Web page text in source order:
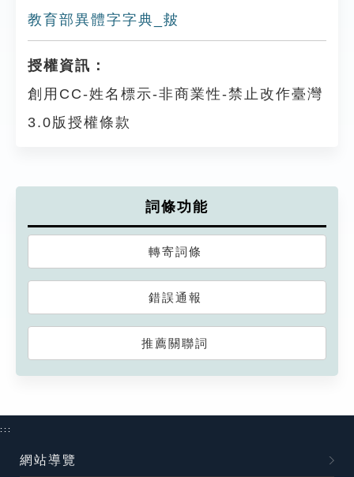
教育部異體字字典_皳
授權資訊：
創用CC-姓名標示-非商業性-禁止改作臺灣
3.0版授權條款
詞條功能
轉寄詞條
錯誤通報
推薦關聯詞
:::
網站導覽